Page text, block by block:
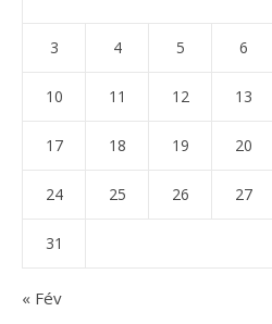
3 4 5 6
10 11 12 13
17 18 19 20
24 25 26 27
31
« Fév